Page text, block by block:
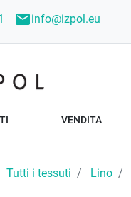
mailinfo@izpol.eu
VENDITA
Tutti i tessuti Lino